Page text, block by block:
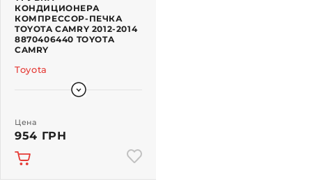
КОНДИЦИОНЕРА
КОМПРЕССОР-ПЕЧКА
TOYOTA CAMRY 2012-2014
8870406440 TOYOTA
CAMRY
Toyota
Цена
954 ГРН